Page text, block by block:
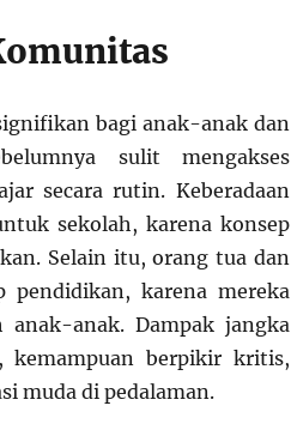
bagi anak-anak dan
sulit mengakses
secara rutin. Keberadaan
sekolah, karena konsep
Selain itu, orang tua dan
pendidikan, karena mereka
anak. Dampak jangka
kemampuan berpikir kritis,
muda di pedalaman.